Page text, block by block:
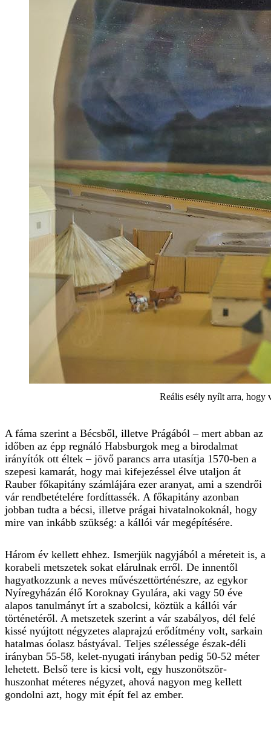
Reális esély nyílt arra, hogy
A fáma szerint a Bécsből, illetve Prágából – mert abban az
időben az épp regnáló Habsburgok meg a birodalmat
irányítók ott éltek – jövő parancs arra utasítja 1570-ben a
szepesi kamarát, hogy mai kifejezéssel élve utaljon át
Rauber főkapitány számlájára ezer aranyat, ami a szendrői
vár rendbetételére fordíttassék. A főkapitány azonban
jobban tudta a bécsi, illetve prágai hivatalnokoknál, hogy
mire van inkább szükség: a kállói vár megépítésére.
Három év kellett ehhez. Ismerjük nagyjából a méreteit is, a
korabeli metszetek sokat elárulnak erről. De innentől
hagyatkozzunk a neves művészettörténészre, az egykor
Nyíregyházán élő Koroknay Gyulára, aki vagy 50 éve
alapos tanulmányt írt a szabolcsi, köztük a kállói vár
történetéről. A metszetek szerint a vár szabályos, dél felé
kissé nyújtott négyzetes alaprajzú erődítmény volt, sarkain
hatalmas óolasz bástyával. Teljes szélessége észak-déli
irányban 55-58, kelet-nyugati irányban pedig 50-52 méter
lehetett. Belső tere is kicsi volt, egy huszonötször-
huszonhat méteres négyzet, ahová nagyon meg kellett
gondolni azt, hogy mit épít fel az ember.